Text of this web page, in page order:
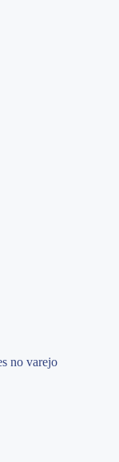
no varejo